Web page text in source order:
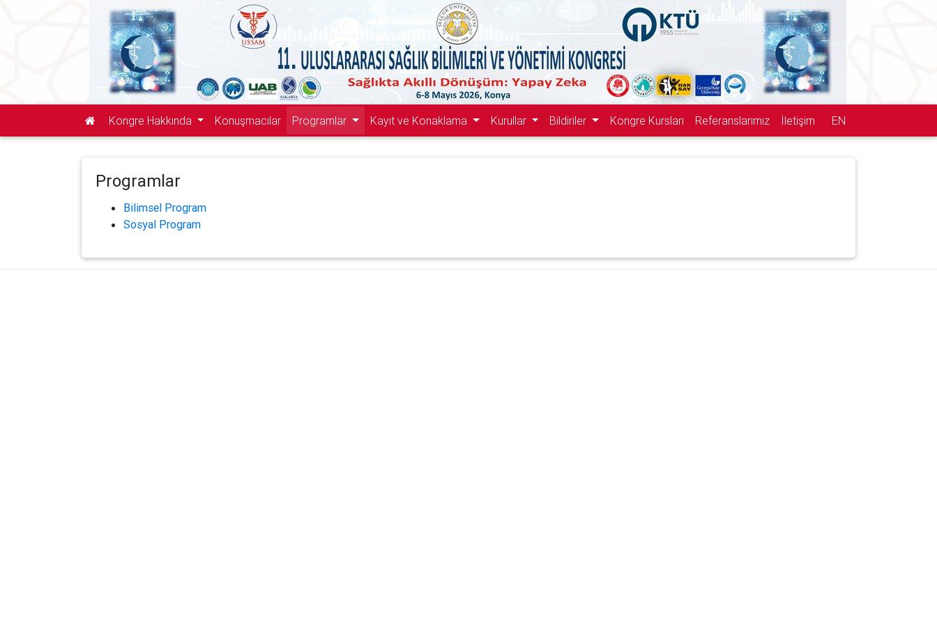
Kongre Hakkında Konuşmacılar Programlar Kayıt ve Konaklama Kurullar Bildiriler Kongre Kursları Referanslarımız İletişim EN
Programlar
Bilimsel Program
Sosyal Program